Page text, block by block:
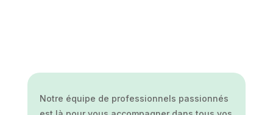
Notre équipe de professionnels passionnés